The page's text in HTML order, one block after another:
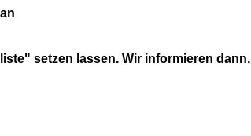
setzen lassen. Wir informieren dann,